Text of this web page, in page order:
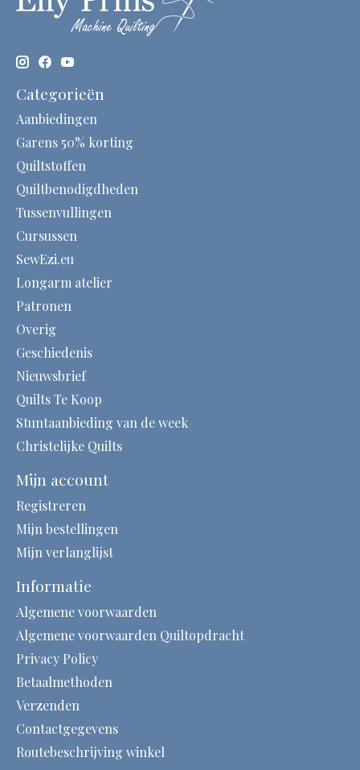
Categorieën
Aanbiedingen
Garens 50% korting
Quiltstoffen
Quiltbenodigdheden
Tussenvullingen
Cursussen
SewEzi.eu
Longarm atelier
Patronen
Overig
Geschiedenis
Nieuwsbrief
Quilts Te Koop
Stuntaanbieding van de week
Christelijke Quilts
Mijn account
Registreren
Mijn bestellingen
Mijn verlanglijst
Informatie
Algemene voorwaarden
Algemene voorwaarden Quiltopdracht
Privacy Policy
Betaalmethoden
Verzenden
Contactgegevens
Routebeschrijving winkel